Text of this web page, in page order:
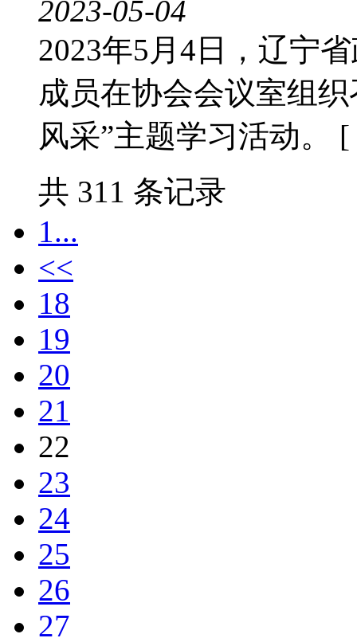
2023-05-04
2023年5月4日，辽宁
成员在协会会议室组
风采”主题学习活动。 [
共 311 条记录
1...
<<
18
19
20
21
22
23
24
25
26
27